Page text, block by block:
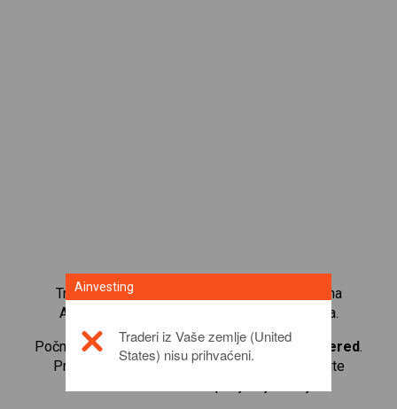
Trgujte s više od 1000 međunarodnih udjela na
Ainvesting platformi za trgovanje CFD-ovima.
Počnite trgovati CFD-ovima naStandard Chartered.
Primajte kotacije u stvarnom vremenu i primajte
Ainvesting
Traderi iz Vaše zemlje (United
States) nisu prihvaćeni.